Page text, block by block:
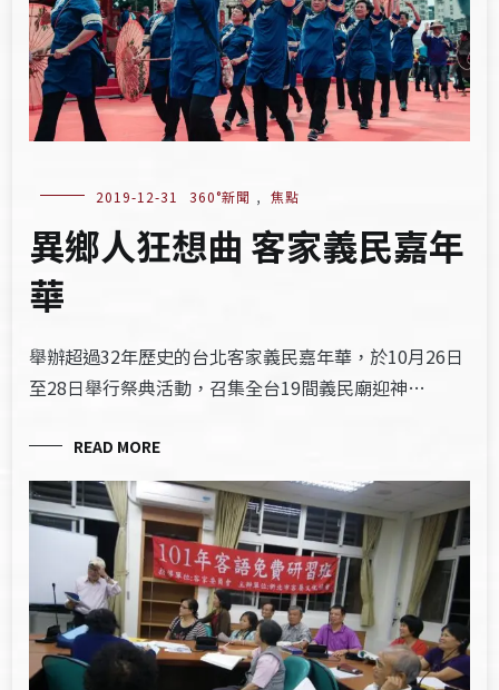
2019-12-31 360°新聞 , 焦點
異鄉人狂想曲 客家義民嘉年
華
舉辦超過32年歷史的台北客家義民嘉年華，於10月26日
至28日舉行祭典活動，召集全台19間義民廟迎神…
READ MORE